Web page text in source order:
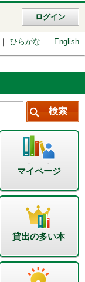
ログイン
ひらがな English
マイページ
貸出の多い本